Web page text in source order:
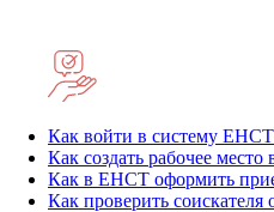
Как войти в систему ЕНСТ
Как создать рабочее
Как в ЕНСТ оформить
Как проверить